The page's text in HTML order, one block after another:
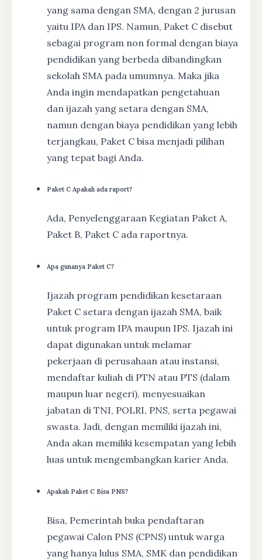
yang sama dengan SMA, dengan 2 jurusan
yaitu IPA dan IPS. Namun, Paket C disebut
sebagai program non formal dengan biaya
pendidikan yang berbeda dibandingkan
sekolah SMA pada umumnya. Maka jika
Anda ingin mendapatkan pengetahuan
dan ijazah yang setara dengan SMA,
namun dengan biaya pendidikan yang lebih
terjangkau, Paket C bisa menjadi pilihan
yang tepat bagi Anda.
Paket C Apakah ada raport?
Ada, Penyelenggaraan Kegiatan Paket A,
Paket B, Paket C ada raportnya.
Apa gunanya Paket C?
Ijazah program pendidikan kesetaraan
Paket C setara dengan ijazah SMA, baik
untuk program IPA maupun IPS. Ijazah ini
dapat digunakan untuk melamar
pekerjaan di perusahaan atau instansi,
mendaftar kuliah di PTN atau PTS (dalam
maupun luar negeri), menyesuaikan
jabatan di TNI, POLRI, PNS, serta pegawai
swasta. Jadi, dengan memiliki ijazah ini,
Anda akan memiliki kesempatan yang lebih
luas untuk mengembangkan karier Anda.
Apakah Paket C Bisa PNS?
Bisa, Pemerintah buka pendaftaran
pegawai Calon PNS (CPNS) untuk warga
yang hanya lulus SMA, SMK dan pendidikan